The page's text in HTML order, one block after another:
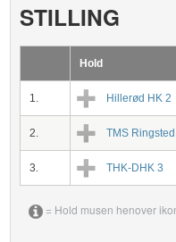
STILLING
Hold
1. Hillerød HK 2
2. TMS
3. THK-DHK 3
= Hold musen henover